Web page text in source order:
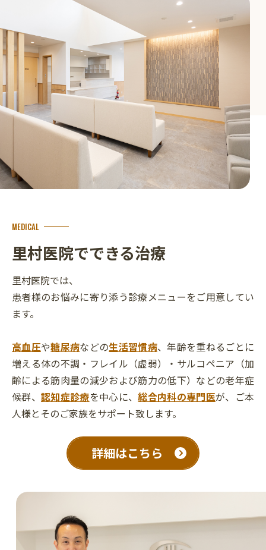
MEDICAL
里村医院でできる治療
里村医院では、
患者様のお悩みに寄り添う診療メニューをご用意してい
ます。
高血圧や糖尿病などの生活習慣病、年齢を重ねるごとに
増える体の不調・フレイル（虚弱）・サルコペニア（加
齢による筋肉量の減少および筋力の低下）などの老年症
候群、 認知症診療を中心に、総合内科の専門医が、ご本
人様とそのご家族をサポート致します。
詳細はこちら